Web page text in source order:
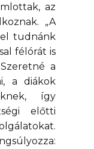
az
„A
tudnánk
félórát is
a
a diákok
így
előtti